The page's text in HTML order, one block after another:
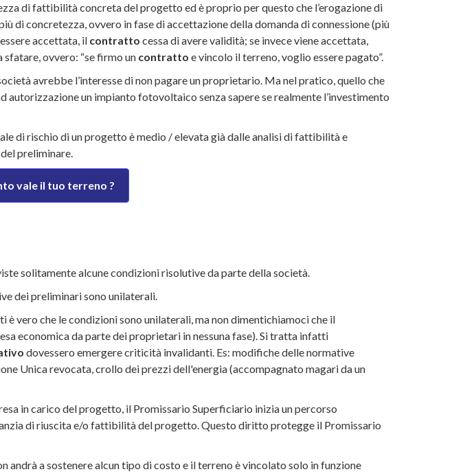
di fattibilità concreta del progetto ed è proprio per questo che l’erogazione di
di concretezza, ovvero in fase di accettazione della domanda di connessione (più
accettata, il contratto cessa di avere validità; se invece viene accettata,
ovvero: “se firmo un contratto e vincolo il terreno, voglio essere pagato”.
avrebbe l’interesse di non pagare un proprietario. Ma nel pratico, quello che
autorizzazione un impianto fotovoltaico senza sapere se realmente l’investimento
di rischio di un progetto è medio / elevata già dalle analisi di fattibilità e
preliminare.
vale il tuo terreno ?
solitamente alcune condizioni risolutive da parte della società.
dei preliminari sono unilaterali.
vero che le condizioni sono unilaterali, ma non dimentichiamoci che il
economica da parte dei proprietari in nessuna fase). Si tratta infatti
dovessero emergere criticità invalidanti. Es: modifiche delle normative
Unica revocata, crollo dei prezzi dell'energia (accompagnato magari da un
in carico del progetto, il Promissario Superficiario inizia un percorso
di riuscita e/o fattibilità del progetto. Questo diritto protegge il Promissario
a sostenere alcun tipo di costo e il terreno è vincolato solo in funzione